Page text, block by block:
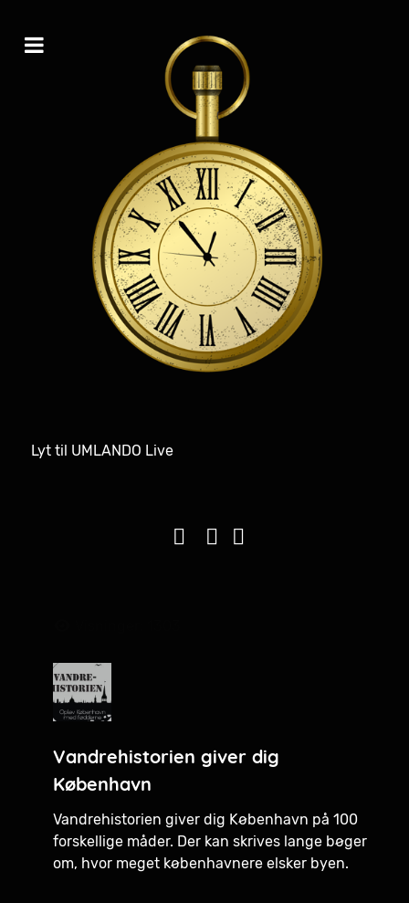
Lyt til UMLANDO Live
Vandrehistorien giver dig
København
Vandrehistorien giver dig København på 100
forskellige måder. Der kan skrives lange bøger
om, hvor meget københavnere elsker byen.